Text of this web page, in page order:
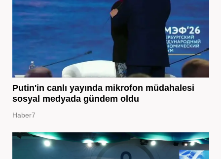
Putin'in canlı yayında mikrofon müdahalesi
sosyal medyada gündem oldu
Haber7